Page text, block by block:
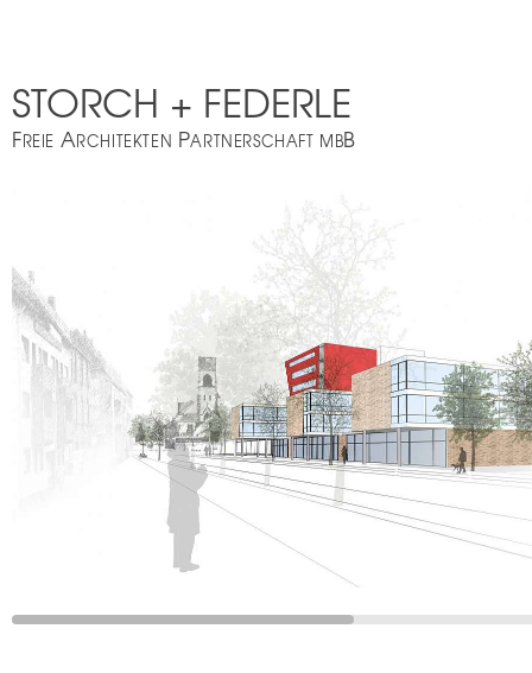
STORCH + FEDERLE
FREIE ARCHITEKTEN PARTNERSCHAFT MBB